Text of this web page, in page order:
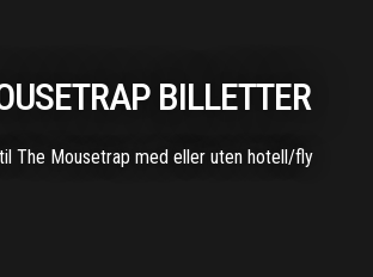
BILLETTER
The Mousetrap med eller uten hotell/fly